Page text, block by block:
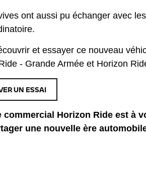
ont aussi pu échanger avec
et essayer ce nouveau
- Grande Armée et Horizon
UN ESSAI
commercial Horizon Ride est à
une nouvelle ère